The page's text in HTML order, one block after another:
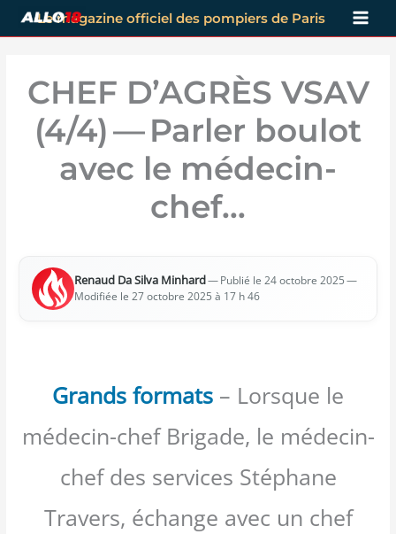
Aller
au
Le magazine officiel des pompiers de Paris
CHEF D’AGRÈS VSAV
(4/​4) — Parler boulot
avec le médecin-
chef…
Renaud Da Sil­va Min­hard— Publié le 24 octobre 2025 —
Modi­fiée le 27 octobre 2025 à 17 h 46
Grands formats – Lorsque le
médecin-chef Brigade, le médecin-
chef des services Stéphane
Travers, échange avec un chef